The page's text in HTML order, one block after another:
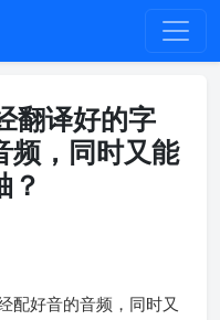
翻译好的字
频，同时又能
？
配好音的音频，同时又